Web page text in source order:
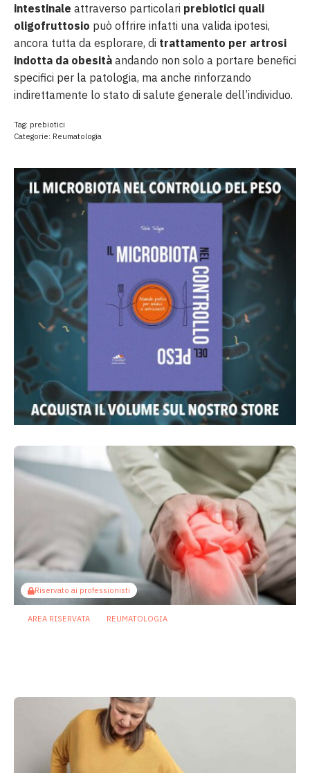
intestinale attraverso particolari prebiotici quali
oligofruttosio può offrire infatti una valida ipotesi,
ancora tutta da esplorare, di trattamento per artrosi
indotta da obesità andando non solo a portare benefici
specifici per la patologia, ma anche rinforzando
indirettamente lo stato di salute generale dell’individuo.
Tag: prebiotici
Categorie: Reumatologia
Riservato ai professionisti
AREA RISERVATA REUMATOLOGIA